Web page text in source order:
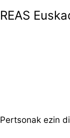
REAS
Pertsonak ezin